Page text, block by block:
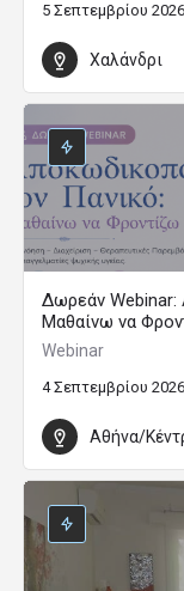
5 Σεπτεμβρίου
Χαλάνδρι
Δωρεάν Webinar:
Μαθαίνω να
Webinar
4 Σεπτεμβρίου
Αθήνα/